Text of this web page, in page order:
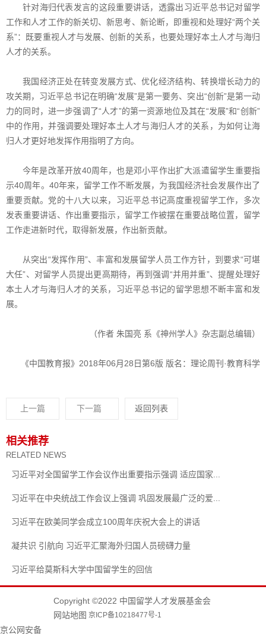
针对海归代表发言的这段重要讲话，透露出习近平总书记对留学
工作和人才工作的新关切、新思考、新论断，即重视和处理好“两个关
系”：既要重视人才与发展、创新的关系，也要处理好本土人才与海归
人才的关系。
我国经济正处在转变发展方式、优化经济结构、转换增长动力的
攻关期，习近平总书记在明确“发展”是第一要务、突出“创新”是第一动
力的同时，进一步强调了“人才”的第一资源地位及其在“发展”和“创新”
中的作用，并强调要处理好本土人才与海归人才的关系，为如何让海
归人才更好地发挥作用指明了方向。
今年是改革开放40周年，也是邓小平作出扩大派遣留学生重要指
示40周年。40年来，留学工作不断发展，为我国经济社会发展作出了
重要贡献。党的十八大以来，习近平总书记高度重视留学工作，多次
发表重要讲话、作出重要指示，留学工作被摆在重要战略位置，留学
工作走进新时代，取得新发展，作出新贡献。
从突出“发挥作用”、丰富和发展留学人员工作方针，到要求“可堪
大任”、对留学人员提出更高期待，再到强调“并用并重”、提醒处理好
本土人才与海归人才的关系，习近平总书记的留学思想不断丰富和发
展。
（作者 朱国亮 系《神州学人》杂志副总编辑）
《中国教育报》2018年06月28日第6版 版名：理论周刊·教育科学
上一篇 下一篇 返回列表
相关推荐
RELATED NEWS
习近平对全国留学工作会议作出重要指示强调 适应国家...
习近平在中央统战工作会议上强调 巩固发展最广泛的爱...
习近平在欧美同学会成立100周年庆祝大会上的讲话
凝共识 引航向 习近平汇聚海外归国人员磅礴力量
习近平给莫斯科大学中国留学生的回信
Copyright ©2022 中国留学人才发展基金会
网站地图 京ICP备10218477号-1
京公网安备